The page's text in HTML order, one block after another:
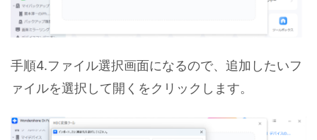
手順4.ファイル選択画面になるので、追加したいフ
ァイルを選択して開くをクリックします。